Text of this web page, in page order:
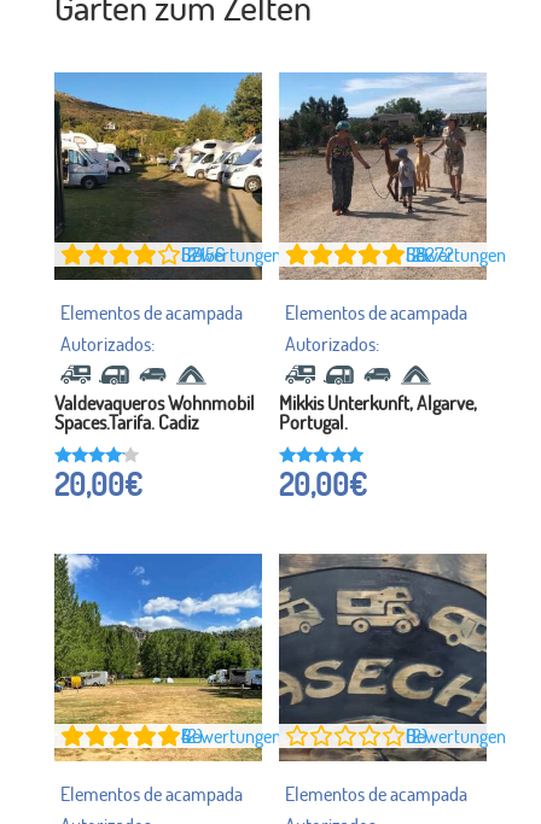
57156
Bewertungen (2)
Valdevaqueros Wohnmobil
Spaces.Tarifa. Cadiz
Bewertet
mit
20,00€
58272
Bewertungen (2)
Mikkis Unterkunft, Algarve,
Portugal.
Bewertet
mit
20,00€
4
Bewertungen (2) 0
Bewertungen (2)